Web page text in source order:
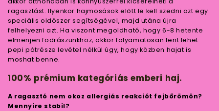
ragasztást. Ilyenkor hajmosások előtt le kell szedni azt egy
speciális oldószer segítségével, majd utána újra
felhelyezni azt. Ha viszont megoldható, hogy 6-8 hetente
elmenjen fodrászunkhoz, akkor folyamatosan fent lehet
pepi pótrésze levétel nélkül úgy, hogy közben hajat is
moshat benne.
100% prémium kategóriás emberi haj.
A ragasztó nem okoz allergiás reakciót fejbőrömön?
Mennyire stabil?